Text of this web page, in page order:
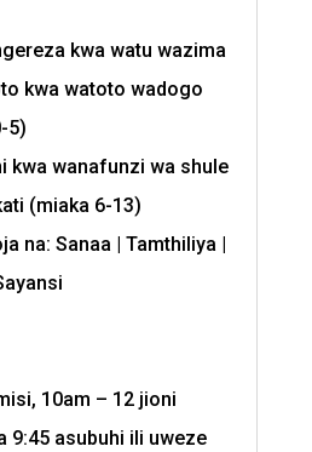
kwa watu wazima
kwa watoto wadogo
5)
kwa wanafunzi wa shule
(miaka 6-13)
na: Sanaa | Tamthiliya |
10am – 12 jioni
9:45 asubuhi ili uweze